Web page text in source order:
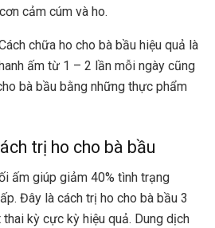
cảm cúm và ho.
chữa ho cho bà bầu hiệu quả là
ấm từ 1 – 2 lần mỗi ngày cũng
bà bầu bằng những thực phẩm
trị ho cho bà bầu
ấm giúp giảm 40% tình trạng
. Đây là cách trị ho cho bà bầu 3
kỳ cực kỳ hiệu quả. Dung dịch